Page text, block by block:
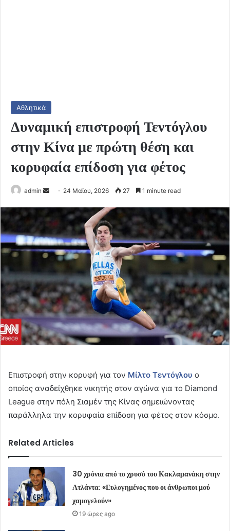
Αθλητικά
Δυναμική επιστροφή Τεντόγλου
στην Κίνα με πρώτη θέση και
κορυφαία επίδοση για φέτος
admin
Send 24 Μαΐου, 2026 27 1 minute read
Επιστροφή στην κορυφή για τον Μίλτο Τεντόγλου ο
οποίος αναδείχθηκε νικητής στον αγώνα για το Diamond
League στην πόλη Σιαμέν της Κίνας σημειώνοντας
παράλληλα την κορυφαία επίδοση για φέτος στον κόσμο.
Related Articles
30 χρόνια από το χρυσό του Κακλαμανάκη στην
Ατλάντα: «Ευλογημένος που οι άνθρωποι μού
χαμογελούν»
19 ώρες ago